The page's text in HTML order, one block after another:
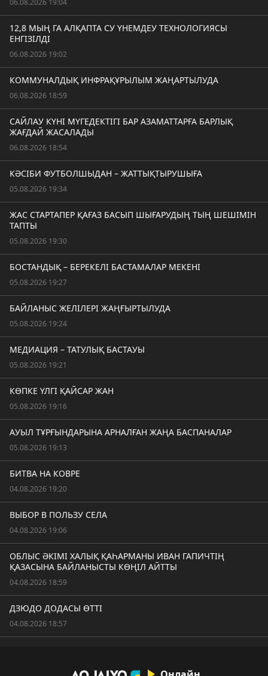
06.08.2026 19:04
12,8 МЫҢ ГА АЛҚАПТА СУ ҮНЕМДЕУ ТЕХНОЛОГИЯСЫ
ЕНГІЗІЛДІ
06.08.2026 19:02
КОММУНАЛДЫҚ ИНФРАҚҰРЫЛЫМ ЖАҢАРТЫЛУДА
06.08.2026 18:59
САЙЛАУ КҮНІ МҮГЕДЕКТІГІ БАР АЗАМАТТАРҒА БАРЛЫҚ
ЖАҒДАЙ ЖАСАЛАДЫ
06.08.2026 18:54
КӘСІБИ ФУТБОЛШЫДАН – ЖАТТЫҚТЫРУШЫҒА
05.08.2026 19:34
ЖАС СТАРТАПЕР ҚАҒАЗ БАСЫП ШЫҒАРУДЫҢ ТЫҢ ШЕШІМІН
ТАПТЫ
05.08.2026 19:30
БОСТАНДЫҚ – БЕРЕКЕЛІ БАСТАМАЛАР МЕКЕНІ
05.08.2026 19:27
БАЙЛАНЫС ЖЕЛІЛЕРІ ЖАҢҒЫРТЫЛУДА
05.08.2026 19:24
МЕДИАЦИЯ – ТАТУЛЫҚ БАСТАУЫ
05.08.2026 19:21
КӨПКЕ ҮЛГІ ҚАЙСАР ЖАН
05.08.2026 19:16
АУЫЛ ТҰРҒЫНДАРЫНА АРНАЛҒАН ЖАҢА БАСПАНАЛАР
05.08.2026 19:13
БИТВА НА КОВРЕ
04.08.2026 19:20
ВЫБОР В ПОЛЬЗУ СЕЛА
04.08.2026 19:06
ОБЛЫС ӘКІМІ ХАЛЫҚ ҚАҺАРМАНЫ ИВАН ГАПИЧТІҢ
ҚАЗАСЫНА БАЙЛАНЫСТЫ КӨҢІЛ АЙТТЫ
04.08.2026 18:59
ДЗЮДО ДОДАСЫ ӨТТІ
04.08.2026 18:57